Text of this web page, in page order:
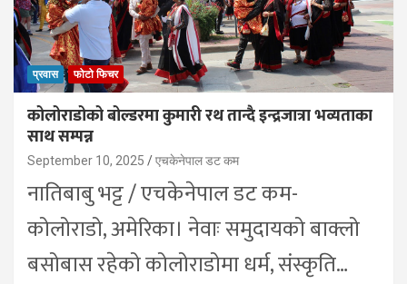
प्रवास फोटो फिचर
कोलोराडोको बोल्डरमा कुमारी रथ तान्दै इन्द्रजात्रा भव्यताका
साथ सम्पन्न
September 10, 2025 एचकेनेपाल डट कम
नातिबाबु भट्ट / एचकेनेपाल डट कम-
कोलोराडो, अमेरिका। नेवाः समुदायको बाक्लो
बसोबास रहेको कोलोराडोमा धर्म, संस्कृति…